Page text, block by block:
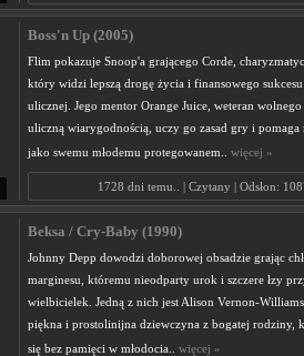
Boss'n Up (2005)
Flim pokazuje Snoop'a grającego Corde,
który widzi lepszą drogę życia i finansowego
ulicznej. Jego mentor Orange Juice, weteran wolnego
uliczną wiarygodnością, uczy go zasad gry i pomaga
jako swemu młodemu protegowanem.. więcej »
1728 dni temu.. | Czytany | Odsłon:
Beksa / Cry-Baby (1990)
Johnny Depp dowodzi doborowej obsadzie grając
marginesu, któremu nieodparty urok i szczere łzy
wielbicielek. Jedną z nich jest Alison Vernon-
piękna i prostolinijna dziewczyna z bogatej rodziny,
się bez pamięci w młodocia.. więcej »